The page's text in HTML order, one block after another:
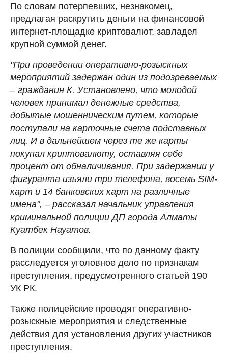
По словам потерпевших, незнакомец,
предлагая раскрутить деньги на финансовой
интернет-площадке криптовалют, завладел
крупной суммой денег.
"При проведении оперативно-розыскных
мероприятий задержан один из подозреваемых
– гражданин К. Установлено, что молодой
человек принимал денежные средства,
добытые мошенническим путем, которые
поступали на карточные счета подставных
лиц. И в дальнейшем через те же карты
покупал криптовалюту, оставляя себе
процент от обналичивания. При задержании у
фигуранта изъяли три телефона, восемь SIM-
карт и 14 банковских карт на различные
имена", – рассказал начальник управления
криминальной полиции ДП города Алматы
Куатбек Науатов.
В полиции сообщили, что по данному факту
расследуется уголовное дело по признакам
преступления, предусмотренного статьей 190
УК РК.
Также полицейские проводят оперативно-
розыскные мероприятия и следственные
действия для установления других участников
преступления.